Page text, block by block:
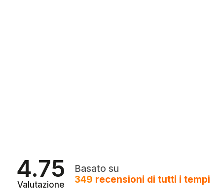
4.75
Valutazione
Basato su
349 recensioni di tutti i tempi